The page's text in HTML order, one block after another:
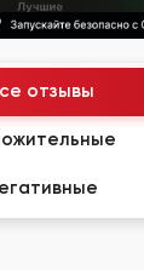
отзывы